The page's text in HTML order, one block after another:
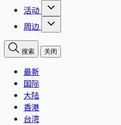
活动
周边
搜索 关闭
最新
国际
大陆
香港
台湾